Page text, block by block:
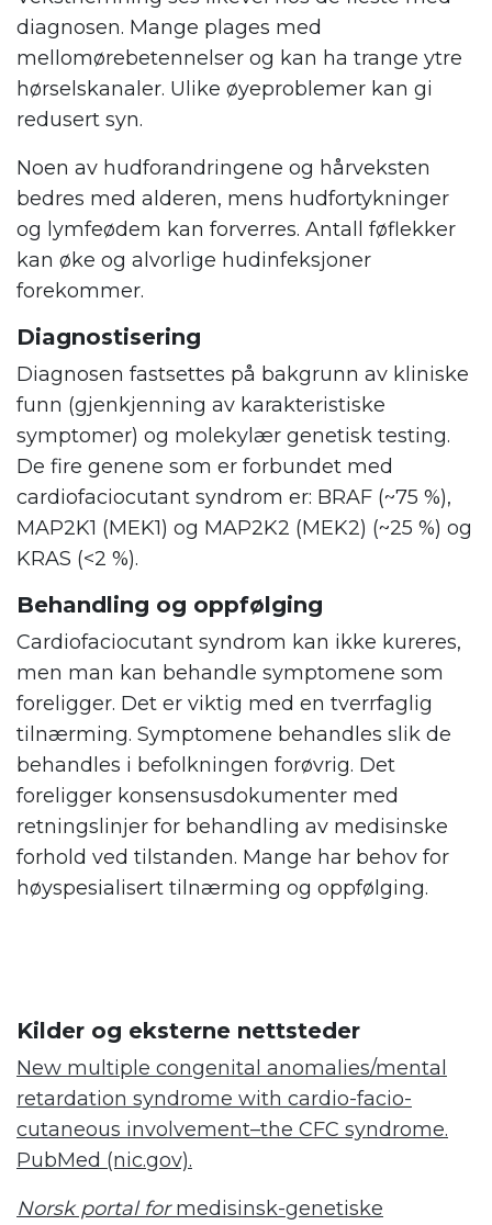
diagnosen. Mange plages med
mellomørebetennelser og kan ha trange ytre
hørselskanaler. Ulike øyeproblemer kan gi
redusert syn.
Noen av hudforandringene og hårveksten
bedres med alderen, mens hudfortykninger
og lymfeødem kan forverres. Antall føflekker
kan øke og alvorlige hudinfeksjoner
forekommer.
Diagnostisering
Diagnosen fastsettes på bakgrunn av kliniske
funn (gjenkjenning av karakteristiske
symptomer) og molekylær genetisk testing.
De fire genene som er forbundet med
cardiofaciocutant syndrom er: BRAF (~75 %),
MAP2K1 (MEK1) og MAP2K2 (MEK2) (~25 %) og
KRAS (<2 %).
Behandling og oppfølging
Cardiofaciocutant syndrom kan ikke kureres,
men man kan behandle symptomene som
foreligger. Det er viktig med en tverrfaglig
tilnærming. Symptomene behandles slik de
behandles i befolkningen forøvrig. Det
foreligger konsensusdokumenter med
retningslinjer for behandling av medisinske
forhold ved tilstanden. Mange har behov for
høyspesialisert tilnærming og oppfølging.
Kilder og eksterne nettsteder
New multiple congenital anomalies/mental
retardation syndrome with cardio-facio-
cutaneous involvement–the CFC syndrome.
PubMed (nic.gov).
Norsk portal formedisinsk-genetiske